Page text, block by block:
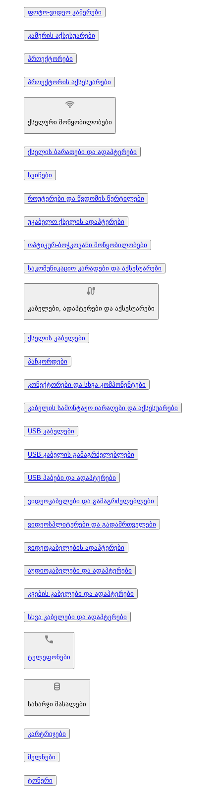
ფოტო-ვიდეო კამერები
კამერის აქსესუარები
პროექტორები
პროექტორის აქსესუარები
ქსელური მოწყობილობები
ქსელის ბარათები და ადაპტერები
სვიჩები
როუტერები და წვდომის წერტილები
უკაბელო ქსელის ადაპტერები
ოპტიკურ-ბოჭკოვანი მოწყობილობები
საკომუნიკაციო კარადები და აქსესუარები
კაბელები, ადაპტერები და აქსესუარები
ქსელის კაბელები
პაჩკორდები
კონექტორები და სხვა კომპონენტები
კაბელის სამონტაჟო იარაღები და აქსესუარები
USB კაბელები
USB კაბელის გამაგრძელებლები
USB ჰაბები და ადაპტერები
ვიდეოკაბელები და გამაგრძელებლები
ვიდეოსპლიტერები და გადამრთველები
ვიდეოკაბელების ადაპტერები
აუდიოკაბელები და ადაპტერები
კვების კაბელები და ადაპტერები
სხვა კაბელები და ადაპტერები
ტელეფონები
სახარჯი მასალები
კარტრიჯები
მელნები
ტონერი